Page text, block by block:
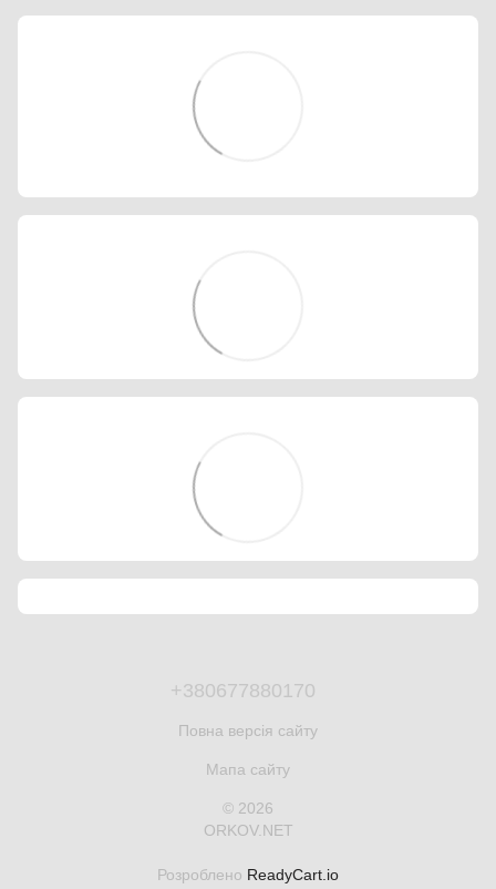
+380677880170
Повна версія сайту
Мапа сайту
© 2026
ORKOV.NET
Розроблено ReadyCart.io